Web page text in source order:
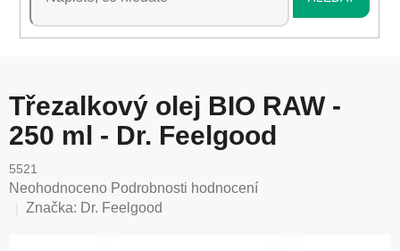
Třezalkový olej BIO RAW -
250 ml - Dr. Feelgood
5521
Průměrné
hodnocení
Neohodnoceno Podrobnosti hodnocení
Značka: Dr. Feelgood